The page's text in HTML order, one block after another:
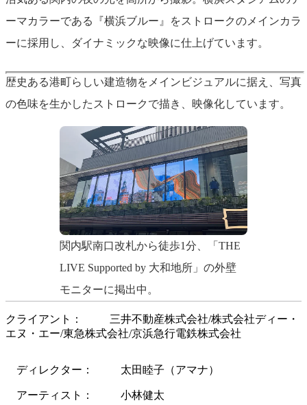
ーマカラーである『横浜ブルー』をストロークのメインカラ
ーに採用し、ダイナミックな映像に仕上げています。
歴史ある港町らしい建造物をメインビジュアルに据え、写真
の色味を生かしたストロークで描き、映像化しています。
関内駅南口改札から徒歩1分、「THE
LIVE Supported by 大和地所」の外壁
モニターに掲出中。
クライアント
三井不動産株式会社/株式会社ディー・
エヌ・エー/東急株式会社/京浜急行電鉄株式会社
ディレクター 太田睦子 （アマナ）
アーティスト 小林健太